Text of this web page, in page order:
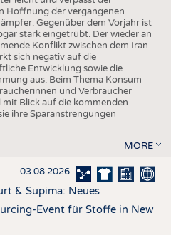
Hoffnung der vergangenen
Gegenüber dem Vorjahr ist
stark eingetrübt. Der wieder an
Konflikt zwischen dem Iran
sich negativ auf die
Entwicklung sowie die
aus. Beim Thema Konsum
und Verbraucher
Blick auf die kommenden
ihre Sparanstrengungen
MORE
03.08.2026
& Supima: Neues
Event für Stoffe in New